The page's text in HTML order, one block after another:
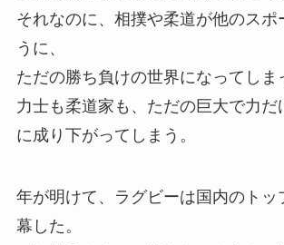
それなのに、相撲や柔道が他のスポ
うに、
ただの勝ち負けの世界になってしま
力士も柔道家も、ただの巨大で力だ
に成り下がってしまう。
年が明けて、ラグビーは国内のトッ
幕した。